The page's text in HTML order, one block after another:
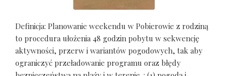
Definicja: Planowanie weekendu w Pobierowie z rodziną
to procedura ułożenia 48 godzin pobytu w sekwencję
aktywności, przerw i wariantów pogodowych, tak aby
ograniczyć przeładowanie programu oraz błędy